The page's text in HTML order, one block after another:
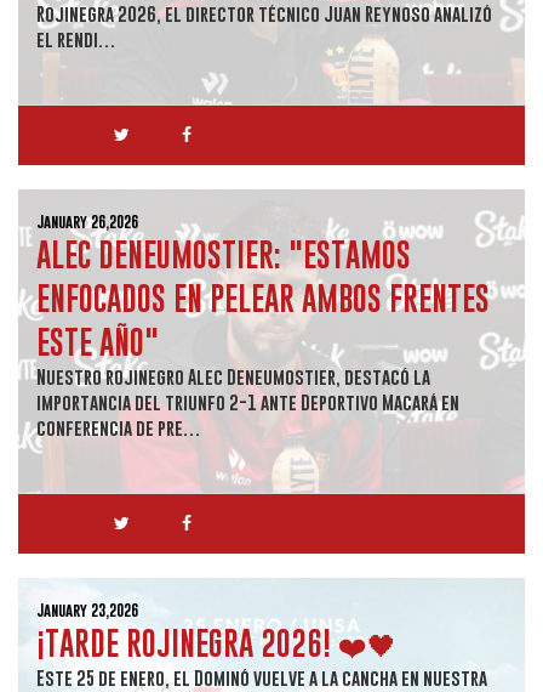
Rojinegra 2026, el director técnico Juan Reynoso analizó
el rendi…
January 26,2026
ALEC DENEUMOSTIER: "ESTAMOS
ENFOCADOS EN PELEAR AMBOS FRENTES
ESTE AÑO"
Nuestro rojinegro Alec Deneumostier, destacó la
importancia del triunfo 2-1 ante Deportivo Macará en
conferencia de pre…
January 23,2026
¡TARDE ROJINEGRA 2026! ❤️🖤
Este 25 de enero, el Dominó vuelve a la cancha en nuestra